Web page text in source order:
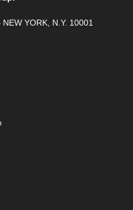
YORK, N.Y. 10001